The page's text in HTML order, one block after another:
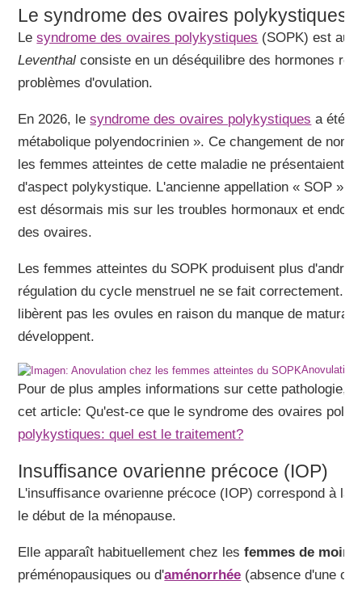
Le syndrome des ovaires polykystiques
Lesyndrome des ovaires polykystiques (SOPK) est
Leventhal consiste en un déséquilibre des hormones
problèmes d'ovulation.
En 2026, lesyndrome des ovaires polykystiques a été
métabolique polyendocrinien ». Ce changement de nom
les femmes atteintes de cette maladie ne présentaient
d'aspect polykystique. L'ancienne appellation « SOP »
est désormais mis sur les troubles hormonaux et
des ovaires.
Les femmes atteintes du SOPK produisent plus
régulation du cycle menstruel ne se fait correctement.
libèrent pas les ovules en raison du manque de
développent.
Anovulation
Pour de plus amples informations sur cette pathologie,
cet article: Qu'est-ce que le syndrome des ovaires
polykystiques: quel est le traitement?
Insuffisance ovarienne précoce (IOP)
L'insuffisance ovarienne précoce (IOP) correspond à la
le début de la ménopause.
Elle apparaît habituellement chez lesfemmes de moins
préménopausiques ou d'aménorrhée (absence d'une ou